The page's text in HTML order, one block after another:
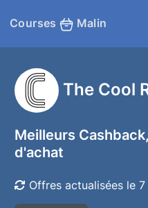
Courses Malin
The Cool
Meilleurs
d'achat
Offres actualisées le